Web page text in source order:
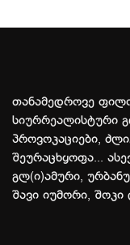
თანამედროვე
სიურრეალისტური
პროვოკაციები,
შეურაცხყოფა...
გლ(ი)ამური,
შავი იუმორი, შოკი